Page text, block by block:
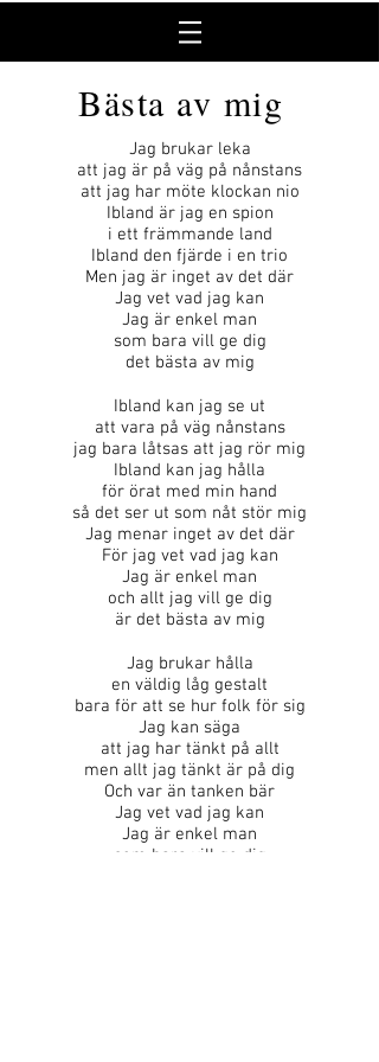
Bästa av mig
Jag brukar leka
att jag är på väg på nånstans
att jag har möte klockan nio
Ibland är jag en spion
i ett främmande land
Ibland den fjärde i en trio
Men jag är inget av det där
Jag vet vad jag kan
Jag är enkel man
som bara vill ge dig
det bästa av mig
Ibland kan jag se ut
att vara på väg nånstans
jag bara låtsas att jag rör mig
Ibland kan jag hålla
för örat med min hand
så det ser ut som nåt stör mig
Jag menar inget av det där
För jag vet vad jag kan
Jag är enkel man
och allt jag vill ge dig
är det bästa av mig
Jag brukar hålla
en väldig låg gestalt
bara för att se hur folk för sig
Jag kan säga
att jag har tänkt på allt
men allt jag tänkt är på dig
Och var än tanken bär
Jag vet vad jag kan
Jag är enkel man
som bara vill ge dig